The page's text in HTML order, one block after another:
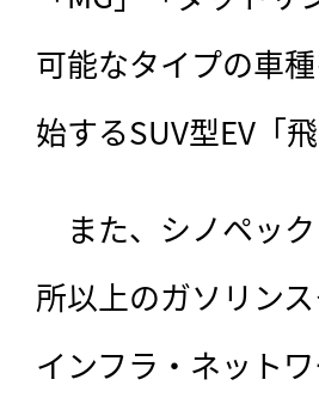
可能なタイプの車
始するSUV型EV「
また、シノペッ
所以上のガソリン
インフラ・ネット